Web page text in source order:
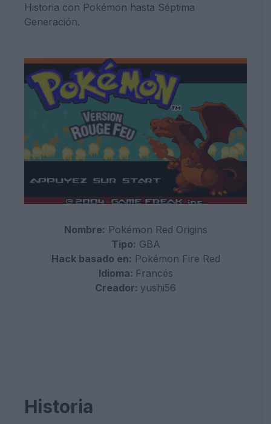
Historia con Pokémon hasta Séptima
Generación.
Nombre: Pokémon Red Origins
Tipo: GBA
Hack basado en: Pokémon Fire Red
Idioma: Francés
Creador: yushi56
Historia